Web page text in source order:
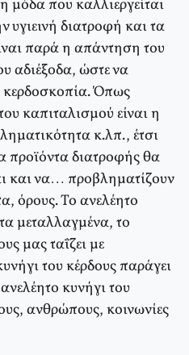
μόδα που καλλιεργείται
υγιεινή διατροφή και τα
παρά η απάντηση του
αδιέξοδα, ώστε να
κερδοσκοπία. Όπως
καπιταλισμού είναι η
κ.λπ., έτσι
προϊόντα διατροφής θα
και να… προβληματίζουν
όρους. Το ανελέητο
μεταλλαγμένα, το
μας ταΐζει με
του κέρδους παράγει
κυνήγι του
ανθρώπους, κοινωνίες